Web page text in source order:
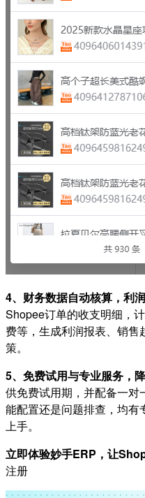
4、财务数据自动核算，利
Shopee订单的收支明细，
费等，生成利润报表、销
策。
5、免费试用与专业服务，
供免费试用期，并配备一对
能配置还是问题排查，均有
上手。
立即体验妙手ERP，让
注册